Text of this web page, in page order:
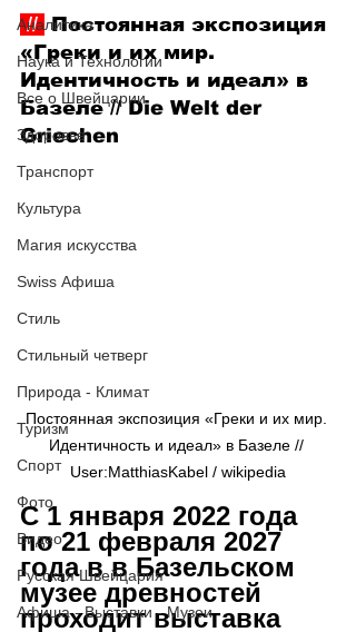
Аналитика
Наука и Технологии
Все о Швейцарии
Здоровье
Транспорт
Культура
Магия искусства
Swiss Афиша
Стиль
Стильный четверг
Природа - Климат
Туризм
Спорт
Фото
Видео
Русская Швейцария
Афиша - Выставки - Музеи
// Постоянная экспозиция
«Греки и их мир.
Идентичность и идеал» в
Базеле // Die Welt der
Griechen
Постоянная экспозиция «Греки и их мир.
Идентичность и идеал» в Базеле //
User:MatthiasKabel / wikipedia
С 1 января 2022 года
по 21 февраля 2027
года в в Базельском
музее древностей
проходит выставка